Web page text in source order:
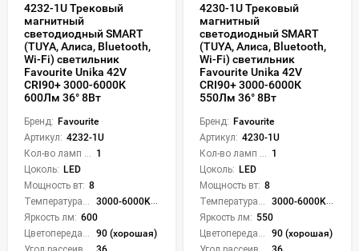
4232-1U Трековый
магнитный
светодиодный SMART
(TUYA, Алиса, Bluetooth,
Wi-Fi) светильник
Favourite Unika 42V
CRI90+ 3000-6000К
600Лм 36° 8Вт
Бренд: Favourite
Артикул: 4232-1U
1
Цоколь: LED
Мощность вт: 8
3000-6000K (плавная рег.)
Яркость лм: 600
90 (хорошая)
4230-1U Трековый
магнитный
светодиодный SMART
(TUYA, Алиса, Bluetooth,
Wi-Fi) светильник
Favourite Unika 42V
CRI90+ 3000-6000К
550Лм 36° 8Вт
Бренд: Favourite
Артикул: 4230-1U
1
Цоколь: LED
Мощность вт: 8
3000-6000K (плавная рег.)
Яркость лм: 550
90 (хорошая)